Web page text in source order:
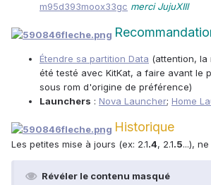
m95d393moox33gc merci JujuXIII
Étendre sa partition Data (attention, la
été testé avec KitKat, a faire avant le
sous rom d'origine de préférence)
Launchers : Nova Launcher; Home
Historique
Les petites mise à jours (ex: 2.1.4, 2.1.5...),
Révéler le contenu masqué